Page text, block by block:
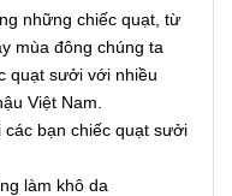
những chiếc quạt, từ
mùa đông chúng ta
quạt sưởi với nhiều
Việt Nam.
bạn chiếc quạt sưởi
làm khô da